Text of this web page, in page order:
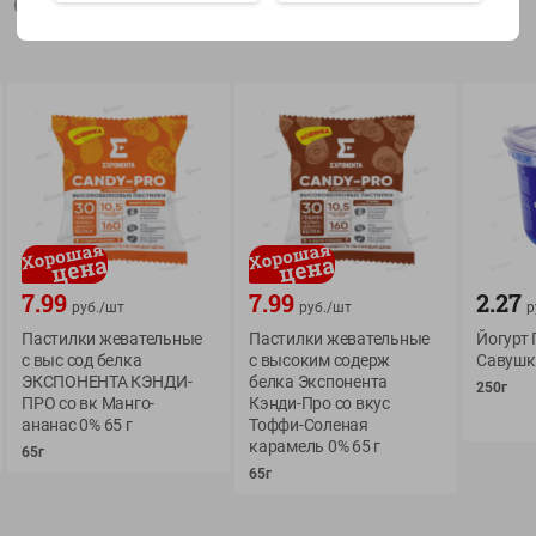
О сервисе
Оплата
Условия доставки
Возврат товара
Оформление заказа
Приемка товара
Мой Green
История покупок
Обратная связь
Приложение Green c
доставкой и бонусной
7.99 руб./шт
Пастилки жевательные
с выс сод белка
ЭКСПОНЕНТА КЭНДИ-
ПРО со вк Манго-
ананас 0% 65 г
65г
7.99 руб./шт
Пастилки жевательные
с высоким содерж
белка Экспонента
Кэнди-Про со вкус
Тоффи-Соленая
карамель 0% 65 г
65г
2.27
Йогурт
250г